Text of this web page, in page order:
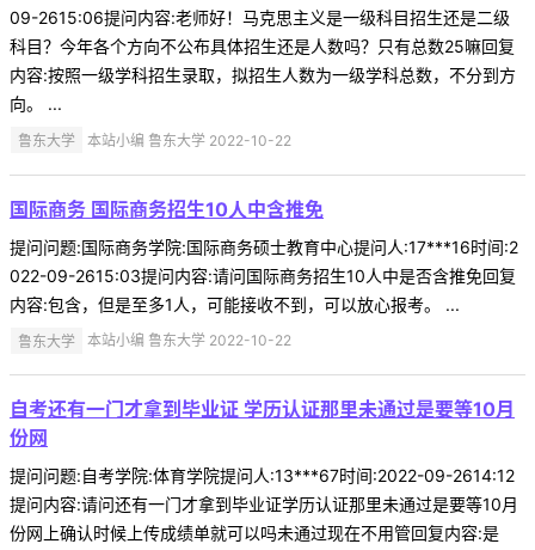
09-2615:06提问内容:老师好！马克思主义是一级科目招生还是二级
科目？今年各个方向不公布具体招生还是人数吗？只有总数25嘛回复
内容:按照一级学科招生录取，拟招生人数为一级学科总数，不分到方
向。 ...
鲁东大学 本站小编 鲁东大学 2022-10-22
国际商务 国际商务招生10人中含推免
提问问题:国际商务学院:国际商务硕士教育中心提问人:17***16时间:2
022-09-2615:03提问内容:请问国际商务招生10人中是否含推免回复
内容:包含，但是至多1人，可能接收不到，可以放心报考。 ...
鲁东大学 本站小编 鲁东大学 2022-10-22
自考还有一门才拿到毕业证 学历认证那里未通过是要等10月
份网
提问问题:自考学院:体育学院提问人:13***67时间:2022-09-2614:12
提问内容:请问还有一门才拿到毕业证学历认证那里未通过是要等10月
份网上确认时候上传成绩单就可以吗未通过现在不用管回复内容:是